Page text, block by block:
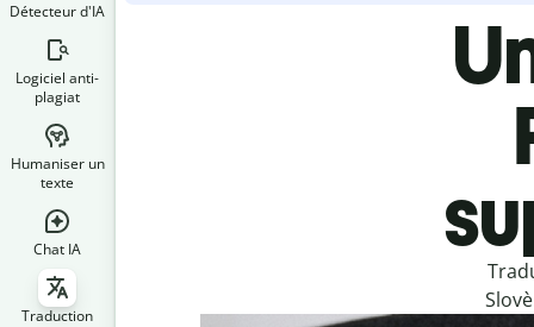
Détecteur d'IA
Logiciel anti-
plagiat
Humaniser un
texte
Chat IA
Traduction